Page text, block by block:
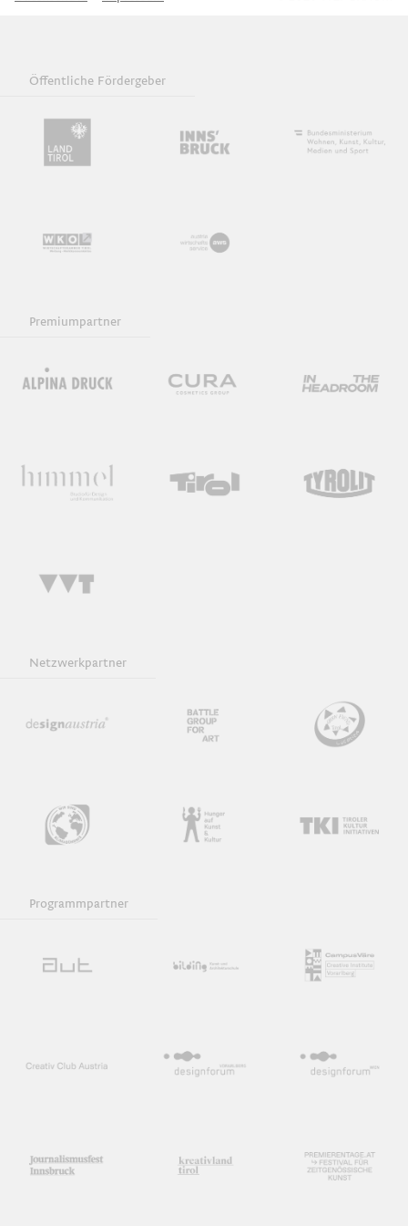
Onlinevortragsreihe
Öffentliche Fördergeber
Premiumpartner
Netzwerkpartner
Programmpartner